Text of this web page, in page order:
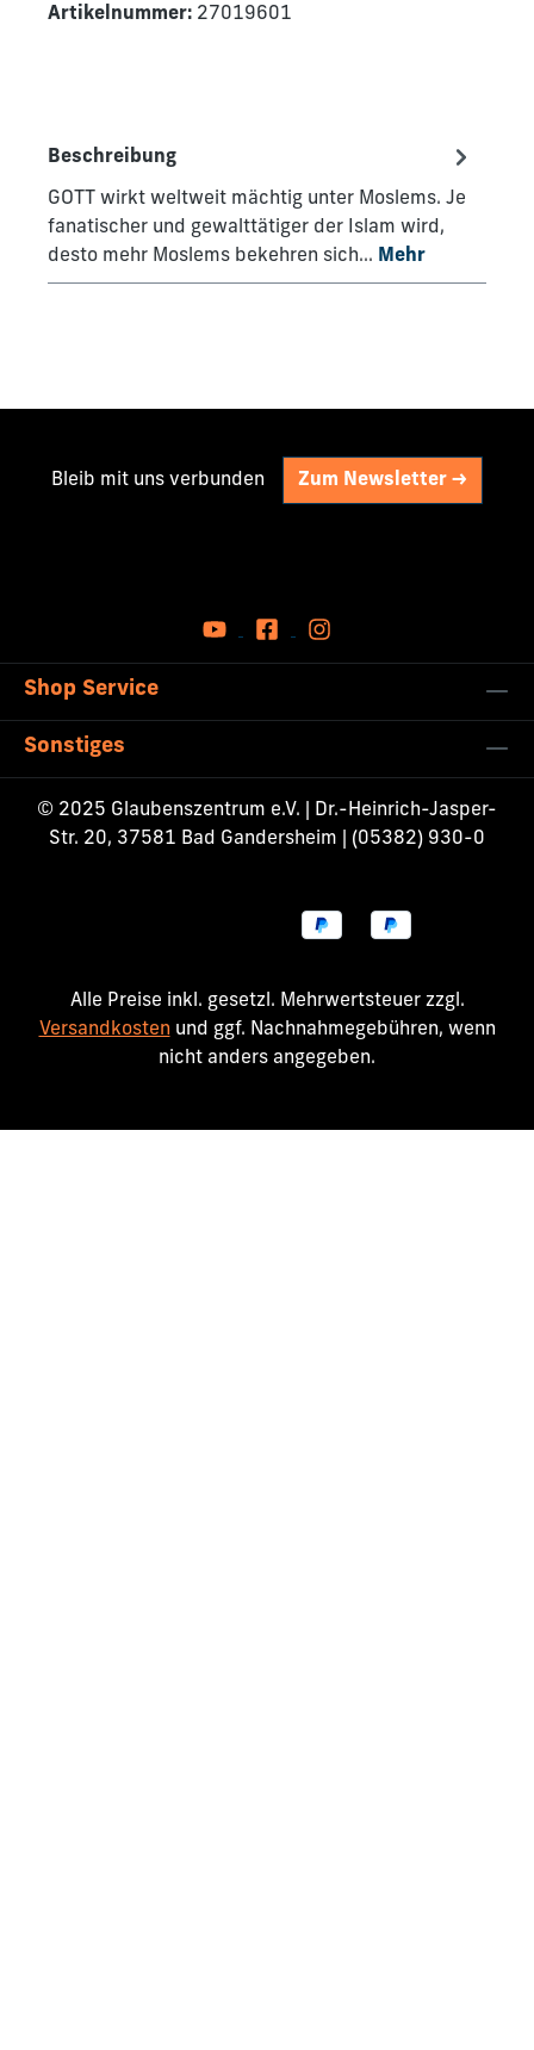
Artikelnummer: 27019601
Beschreibung
GOTT wirkt weltweit mächtig unter Moslems. Je
fanatischer und gewalttätiger der Islam wird,
desto mehr Moslems bekehren sich… Mehr
Bleib mit uns verbunden Zum Newsletter ->
Shop Service
Sonstiges
© 2025 Glaubenszentrum e.V. | Dr.-Heinrich-Jasper-
Str. 20, 37581 Bad Gandersheim | (05382) 930-0
Alle Preise inkl. gesetzl. Mehrwertsteuer zzgl.
Versandkosten und ggf. Nachnahmegebühren, wenn
nicht anders angegeben.